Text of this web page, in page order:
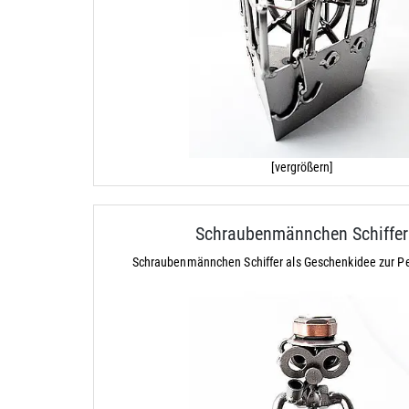
[vergrößern]
Schraubenmännchen Schiffer
Schraubenmännchen Schiffer als Geschenkidee zur